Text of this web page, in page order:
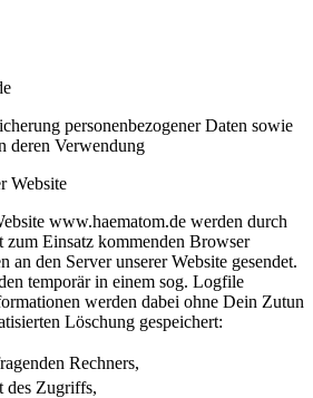
personenbezogener Daten sowie
deren Verwendung
Website
www.haematom.de werden durch
zum Einsatz kommenden Browser
an den Server unserer Website gesendet.
temporär in einem sog. Logfile
werden dabei ohne Dein Zutun
Löschung gespeichert:
Rechners,
des Zugriffs,